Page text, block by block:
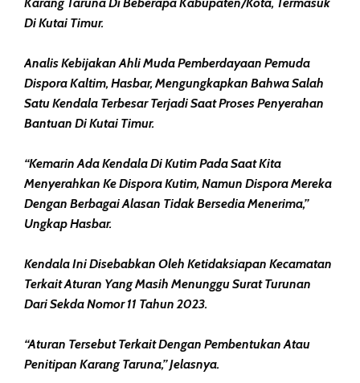
Di Kutai Timur.
Analis Kebijakan Ahli Muda Pemberdayaan Pemuda
Dispora Kaltim, Hasbar, Mengungkapkan Bahwa Salah
Satu Kendala Terbesar Terjadi Saat Proses Penyerahan
Bantuan Di Kutai Timur.
“Kemarin Ada Kendala Di Kutim Pada Saat Kita
Menyerahkan Ke Dispora Kutim, Namun Dispora Mereka
Dengan Berbagai Alasan Tidak Bersedia Menerima,”
Ungkap Hasbar.
Kendala Ini Disebabkan Oleh Ketidaksiapan Kecamatan
Terkait Aturan Yang Masih Menunggu Surat Turunan
Dari Sekda Nomor 11 Tahun 2023.
“Aturan Tersebut Terkait Dengan Pembentukan Atau
Penitipan Karang Taruna,” Jelasnya.